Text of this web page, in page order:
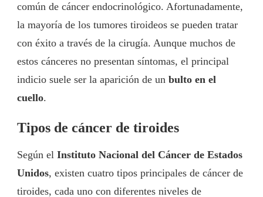
común de cáncer endocrinológico. Afortunadamente,
la mayoría de los tumores tiroideos se pueden tratar
con éxito a través de la cirugía. Aunque muchos de
estos cánceres no presentan síntomas, el principal
indicio suele ser la aparición de un bulto en el
cuello.
Tipos de cáncer de tiroides
Según el Instituto Nacional del Cáncer de Estados
Unidos, existen cuatro tipos principales de cáncer de
tiroides, cada uno con diferentes niveles de